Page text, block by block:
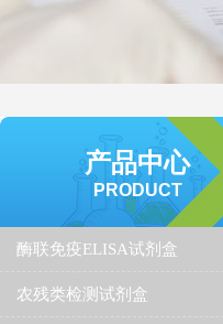
产品中心
PRODUCT
酶联免疫ELISA试剂盒
农残类检测试剂盒